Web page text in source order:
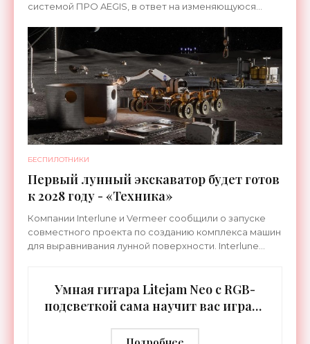
системой ПРО AEGIS, в ответ на изменяющуюся
ракетные
БЕСПИЛОТНИКИ
Первый лунный экскаватор будет готов
к 2028 году - «Техника»
Компании Interlune и Vermeer сообщили о запуске
совместного проекта по созданию комплекса машин
для выравнивания лунной поверхности. Interlune
Умная гитара Litejam Neo с RGB-
подсветкой сама научит вас играть